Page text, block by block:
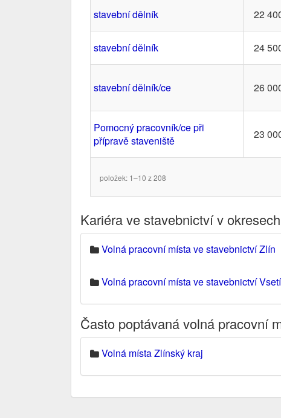
stavební dělník 22
stavební dělník
24
stavební dělník/ce 26
Pomocný pracovník/ce při
přípravě staveniště
23
položek: 1–10 z 208
Kariéra ve stavebnictví v
Volná pracovní místa ve stavebnictví Zlín
Volná pracovní místa ve stavebnictví
Často poptávaná volná pracovní
Volná místa Zlínský kraj